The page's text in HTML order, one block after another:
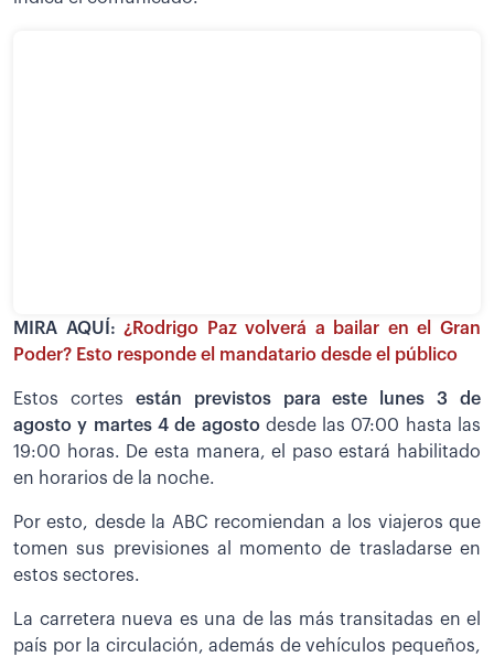
MIRA AQUÍ:¿Rodrigo Paz volverá a bailar en el Gran
Poder? Esto responde el mandatario desde el público
Estos cortes están previstos para este lunes 3 de
agosto y martes 4 de agostodesde las 07:00 hasta las
19:00 horas. De esta manera, el paso estará habilitado
en horarios de la noche.
Por esto, desde la ABC recomiendan a los viajeros que
tomen sus previsiones al momento de trasladarse en
estos sectores.
La carretera nueva es una de las más transitadas en el
país por la circulación, además de vehículos pequeños,